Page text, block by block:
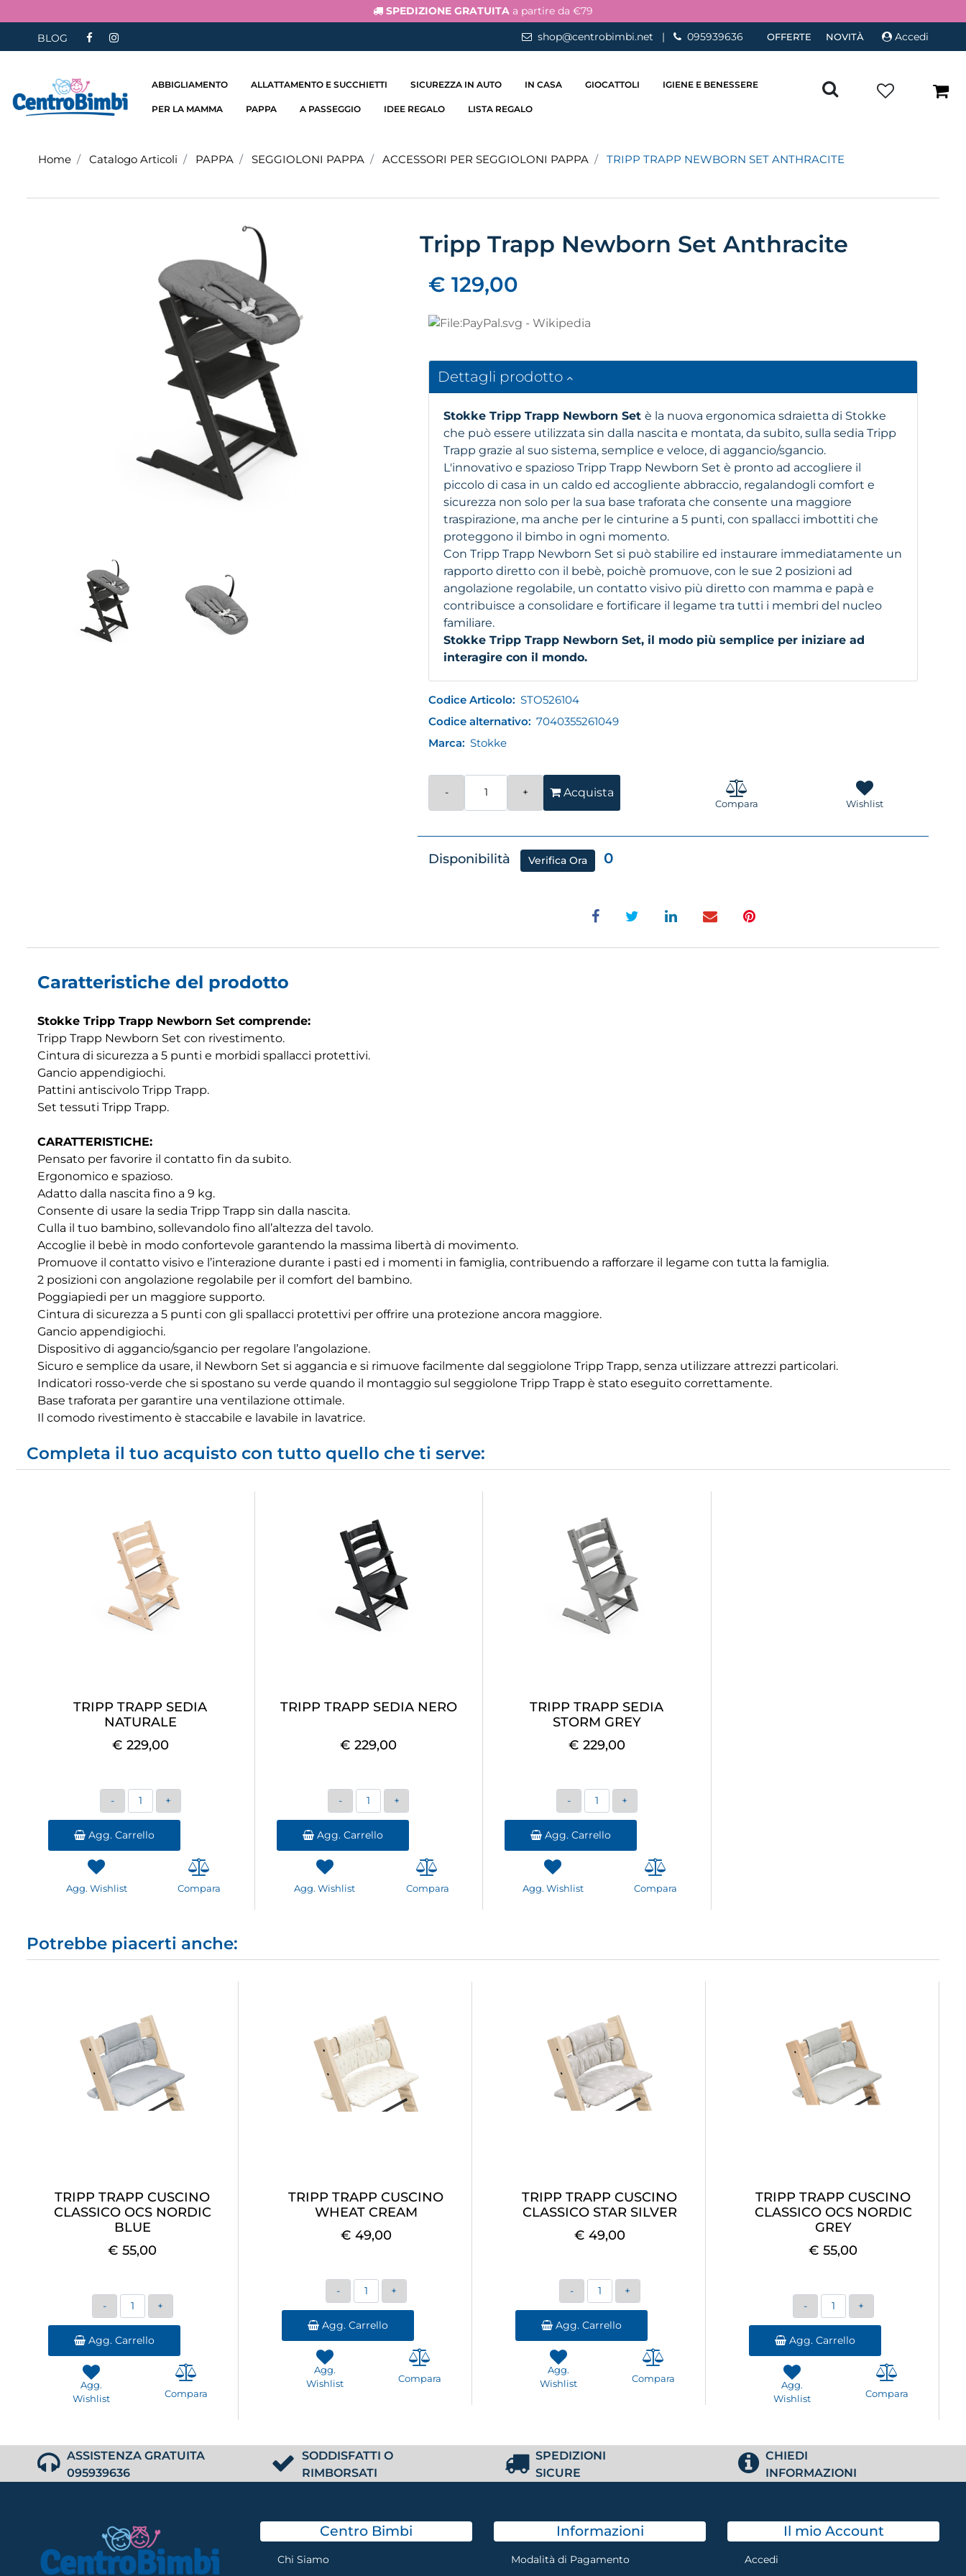
SPEDIZIONE GRATUITA a partire da €79
BLOG shop@centrobimbi.net | 095939636 OFFERTE NOVITÀ Accedi
ABBIGLIAMENTO ALLATTAMENTO E SUCCHIETTI SICUREZZA IN AUTO IN CASA GIOCATTOLI IGIENE E BENESSERE
PER LA MAMMA PAPPA A PASSEGGIO IDEE REGALO LISTA REGALO
Home Catalogo Articoli PAPPA SEGGIOLONI PAPPA ACCESSORI PER SEGGIOLONI PAPPA TRIPP TRAPP NEWBORN SET ANTHRACITE
Tripp Trapp Newborn Set Anthracite
€ 129,00
Dettagli prodotto
Stokke Tripp Trapp Newborn Setè la nuova ergonomica sdraietta di Stokke
che può essere utilizzata sin dalla nascita e montata, da subito, sulla sedia Tripp
Trapp grazie al suo sistema, semplice e veloce, di aggancio/sgancio.
L'innovativo e spazioso Tripp Trapp Newborn Set è pronto ad accogliere il
piccolo di casa in un caldo ed accogliente abbraccio, regalandogli comfort e
sicurezza non solo per la sua base traforata che consente una maggiore
traspirazione, ma anche per le cinturine a 5 punti, con spallacci imbottiti che
proteggono il bimbo in ogni momento.
Con Tripp Trapp Newborn Set si può stabilire ed instaurare immediatamente un
rapporto diretto con il bebè, poichè promuove, con le sue 2 posizioni ad
angolazione regolabile, un contatto visivo più diretto con mamma e papà e
contribuisce a consolidare e fortificare il legame tra tutti i membri del nucleo
familiare.
Stokke Tripp Trapp Newborn Set, il modo più semplice per iniziare ad
interagire con il mondo.
Codice Articolo: STO526104
Codice alternativo: 7040355261049
Marca: Stokke
Acquista
Compara Wishlist
Disponibilità Verifica Ora 0
Caratteristiche del prodotto
Stokke Tripp Trapp Newborn Set comprende:
Tripp Trapp Newborn Set con rivestimento.
Cintura di sicurezza a 5 punti e morbidi spallacci protettivi.
Gancio appendigiochi.
Pattini antiscivolo Tripp Trapp.
Set tessuti Tripp Trapp.
CARATTERISTICHE:
Pensato per favorire il contatto fin da subito.
Ergonomico e spazioso.
Adatto dalla nascita fino a 9 kg.
Consente di usare la sedia Tripp Trapp sin dalla nascita.
Culla il tuo bambino, sollevandolo fino all’altezza del tavolo.
Accoglie il bebè in modo confortevole garantendo la massima libertà di movimento.
Promuove il contatto visivo e l’interazione durante i pasti ed i momenti in famiglia, contribuendo a rafforzare il legame con tutta la famiglia.
2 posizioni con angolazione regolabile per il comfort del bambino.
Poggiapiedi per un maggiore supporto.
Cintura di sicurezza a 5 punti con gli spallacci protettivi per offrire una protezione ancora maggiore.
Gancio appendigiochi.
Dispositivo di aggancio/sgancio per regolare l’angolazione.
Sicuro e semplice da usare, il Newborn Set si aggancia e si rimuove facilmente dal seggiolone Tripp Trapp, senza utilizzare attrezzi particolari.
Indicatori rosso-verde che si spostano su verde quando il montaggio sul seggiolone Tripp Trapp è stato eseguito correttamente.
Base traforata per garantire una ventilazione ottimale.
Il comodo rivestimento è staccabile e lavabile in lavatrice.
Completa il tuo acquisto con tutto quello che ti serve:
TRIPP TRAPP SEDIA
NATURALE
€ 229,00
Quantità
Agg. Carrello
Agg. Wishlist Compara
TRIPP TRAPP SEDIA NERO
€ 229,00
Quantità
Agg. Carrello
Agg. Wishlist Compara
TRIPP TRAPP SEDIA
STORM GREY
€ 229,00
Quantità
Agg. Carrello
Agg. Wishlist Compara
Potrebbe piacerti anche:
TRIPP TRAPP CUSCINO
CLASSICO OCS NORDIC
BLUE
€ 55,00
Quantità
Agg. Carrello
Agg.
Wishlist
Compara
TRIPP TRAPP CUSCINO
WHEAT CREAM
€ 49,00
Quantità
Agg. Carrello
Agg.
Wishlist
Compara
TRIPP TRAPP CUSCINO
CLASSICO STAR SILVER
€ 49,00
Quantità
Agg. Carrello
Agg.
Wishlist
Compara
TRIPP TRAPP CUSCINO
CLASSICO OCS NORDIC
GREY
€ 55,00
Quantità
Agg. Carrello
Agg.
Wishlist
Compara
ASSISTENZA GRATUITA
095939636
SODDISFATTI O
RIMBORSATI
SPEDIZIONI
SICURE
CHIEDI
INFORMAZIONI
Centro Bimbi
Chi Siamo
Informazioni
Modalità di Pagamento
Il mio Account
Accedi